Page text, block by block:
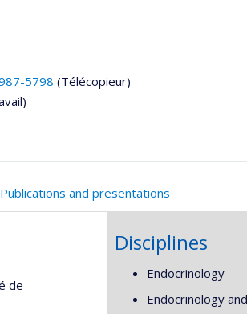
5798 (Télécopieur)
Publications and presentations
de
Disciplines
Endocrinology
Endocrinology